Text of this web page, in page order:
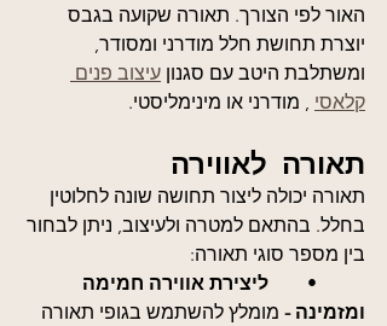
האור לפי הצורך. תאורה שקועה בגבס
יוצרת תחושת חלל מודרני ומסודר,
ומשתלבת היטב עם סגנון עיצוב פנים
קלאסי , מודרני או מינימליסטי.
תאורה לאווירה
תאורה יכולה ליצור תחושה שונה לחלוטין
בחלל. בהתאם למטרה ולעיצוב, ניתן לבחור
בין מספר סוגי תאורה:
ליצירת אווירה חמימה
ומזמינה - מומלץ להשתמש בגופי תאורה